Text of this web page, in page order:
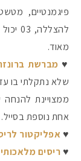
מאוד.
♥ מברשת ברונזר
שלא נתקלתי בו
ממצויינת להנחה
אחת נוספת בסייל.
♥ אפליקטור
♥ ריסים